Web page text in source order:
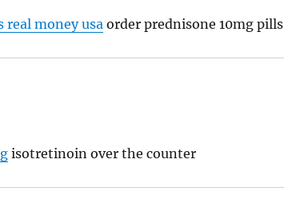
real money usa order prednisone 10mg pills
isotretinoin over the counter